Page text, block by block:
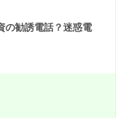
の勧誘電話？迷惑電